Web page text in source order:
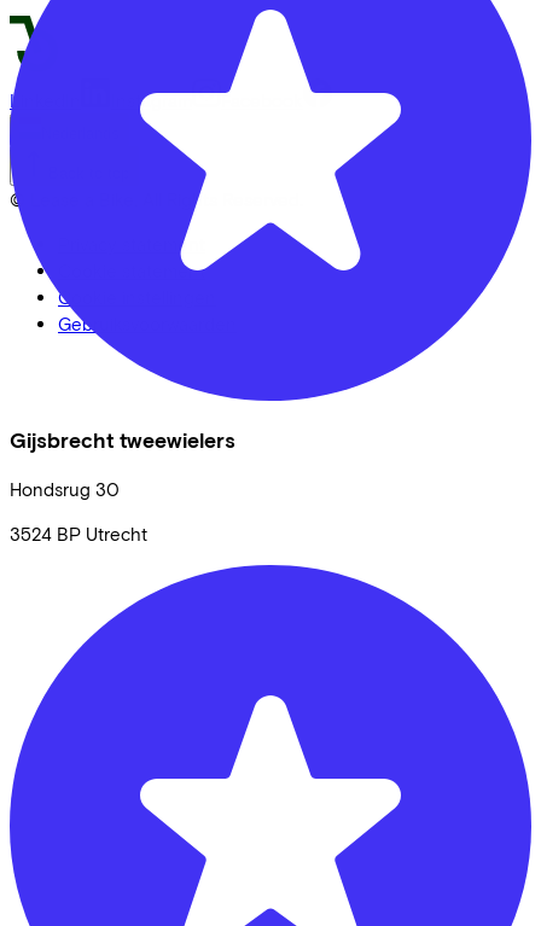
Gijsbrecht tweewielers
Hondsrug 30
3524 BP Utrecht
LinkedIn Instagram Facebook
© Lease a Bike. All Rights Reserved.
Privacy statement
Cookie statement
Cookie instellingen
Gebruiksvoorwaarden